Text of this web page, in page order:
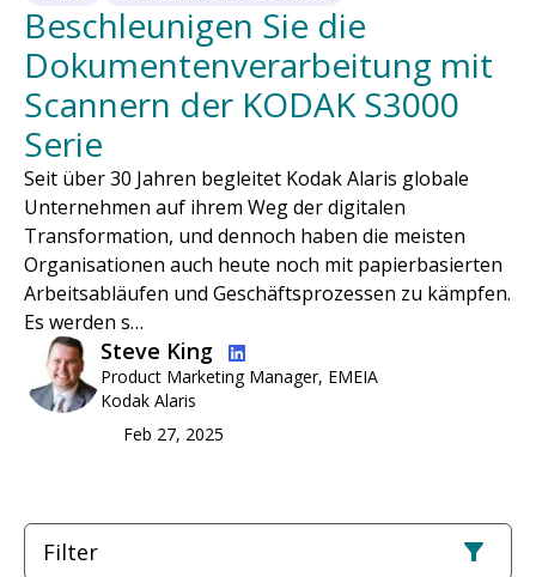
Beschleunigen Sie die
Dokumentenverarbeitung mit
Scannern der KODAK S3000
Serie
Seit über 30 Jahren begleitet Kodak Alaris globale
Unternehmen auf ihrem Weg der digitalen
Transformation, und dennoch haben die meisten
Organisationen auch heute noch mit papierbasierten
Arbeitsabläufen und Geschäftsprozessen zu kämpfen.
Es werden s…
Bild
Steve King
Product Marketing Manager, EMEIA
Kodak Alaris
Feb 27, 2025
Filter